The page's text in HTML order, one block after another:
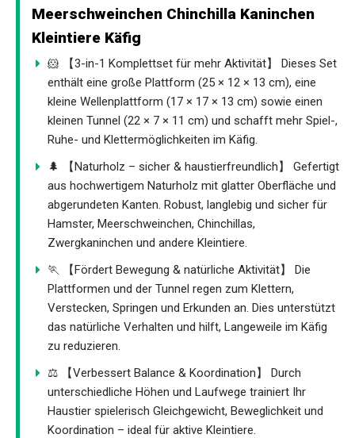
Meerschweinchen Chinchilla Kaninchen
Kleintiere Käfig
🐹 【3-in-1 Komplettset für mehr Aktivität】 Dieses Set
enthält eine große Plattform (25 × 12 × 13 cm), eine
kleine Wellenplattform (17 × 17 × 13 cm) sowie einen
kleinen Tunnel (22 × 7 × 11 cm) und schafft mehr Spiel-,
Ruhe- und Klettermöglichkeiten im Käfig.
🌲 【Naturholz – sicher & haustierfreundlich】 Gefertigt
aus hochwertigem Naturholz mit glatter Oberfläche und
abgerundeten Kanten. Robust, langlebig und sicher für
Hamster, Meerschweinchen, Chinchillas,
Zwergkaninchen und andere Kleintiere.
🏃 【Fördert Bewegung & natürliche Aktivität】 Die
Plattformen und der Tunnel regen zum Klettern,
Verstecken, Springen und Erkunden an. Dies unterstützt
das natürliche Verhalten und hilft, Langeweile im Käfig
zu reduzieren.
⚖️ 【Verbessert Balance & Koordination】 Durch
unterschiedliche Höhen und Laufwege trainiert Ihr
Haustier spielerisch Gleichgewicht, Beweglichkeit und
Koordination – ideal für aktive Kleintiere.